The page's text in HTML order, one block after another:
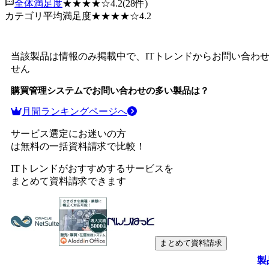
全体満足度★★★★☆4.2(28件)
カテゴリ平均満足度★★★★☆4.2
当該製品は情報のみ掲載中で、ITトレンドからお問い合わ
せん
購買管理システムでお問い合わせの多い製品は？
月間ランキングページへ
サービス選定にお迷いの方
は無料の一括資料請求で比較！
ITトレンドがおすすめするサービスを
まとめて資料請求できます
まとめて資料請求
製